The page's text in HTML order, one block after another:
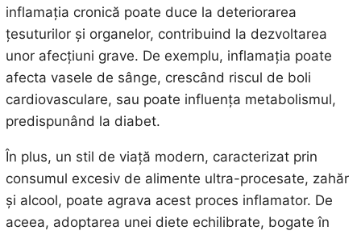
inflamația cronică poate duce la deteriorarea
țesuturilor și organelor, contribuind la dezvoltarea
unor afecțiuni grave. De exemplu, inflamația poate
afecta vasele de sânge, crescând riscul de boli
cardiovasculare, sau poate influența metabolismul,
predispunând la diabet.
În plus, un stil de viață modern, caracterizat prin
consumul excesiv de alimente ultra-procesate, zahăr
și alcool, poate agrava acest proces inflamator. De
aceea, adoptarea unei diete echilibrate, bogate în